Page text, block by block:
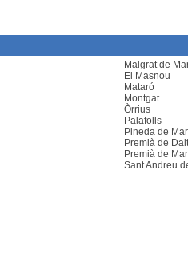
Malgrat de
El Masnou
Mataró
Montgat
Òrrius
Palafolls
Pineda de Mar
Premià de Dalt
Premià de Mar
Sant Andreu